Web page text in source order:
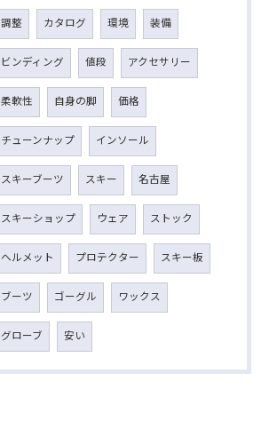
調整 カタログ 環境 装備
ビンディング 値段 アクセサリー
柔軟性 自身の脚 価格
チューンナップ インソール
スキーブーツ スキー 名古屋
スキーショップ ウェア ストック
ヘルメット プロテクター スキー板
ブーツ ゴーグル ワックス
グローブ 安い